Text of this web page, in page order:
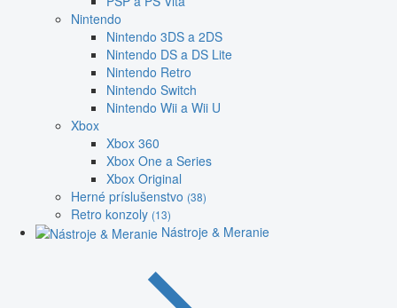
Nintendo
Nintendo 3DS a 2DS
Nintendo DS a DS Lite
Nintendo Retro
Nintendo Switch
Nintendo Wii a Wii U
Xbox
Xbox 360
Xbox One a Series
Xbox Original
Herné príslušenstvo (38)
Retro konzoly (13)
Nástroje & Meranie